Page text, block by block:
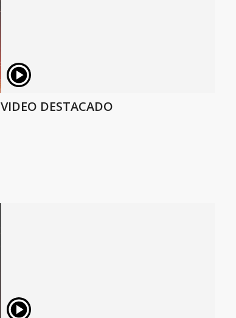
VIDEO DESTACADO